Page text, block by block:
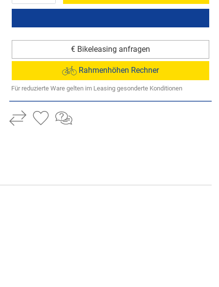
€ Bikeleasing anfragen
Rahmenhöhen Rechner
Für reduzierte Ware gelten im Leasing gesonderte Konditionen